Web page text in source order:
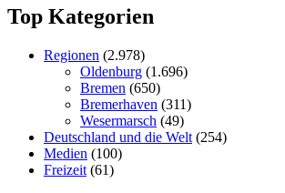
Top Kategorien
Regionen (2.978)
Oldenburg (1.696)
Bremen (650)
Bremerhaven (311)
Wesermarsch (49)
Deutschland und die Welt (254)
Medien (100)
Freizeit (61)